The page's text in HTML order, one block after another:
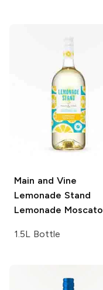
Main and Vine
Lemonade Stand
Lemonade Moscato
1.5L Bottle